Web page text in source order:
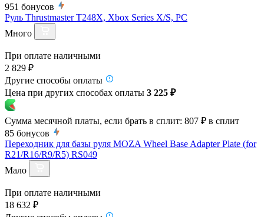
951 бонусов
Руль Thrustmaster T248X, Xbox Series X/S, PC
Много
При оплате наличными
2 829 ₽
Другие способы оплаты
Цена при других способах оплаты 3 225 ₽
Сумма месячной платы, если брать в сплит: 807 ₽ в сплит
85 бонусов
Переходник для базы руля MOZA Wheel Base Adapter Plate (for
R21/R16/R9/R5) RS049
Мало
При оплате наличными
18 632 ₽